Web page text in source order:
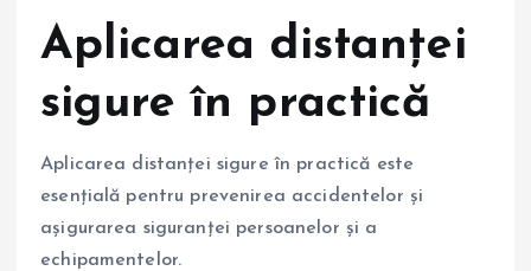
Aplicarea distanței
sigure în practică
Aplicarea distanței sigure în practică este
esențială pentru prevenirea accidentelor și
așigurarea siguranței persoanelor și a
echipamentelor.